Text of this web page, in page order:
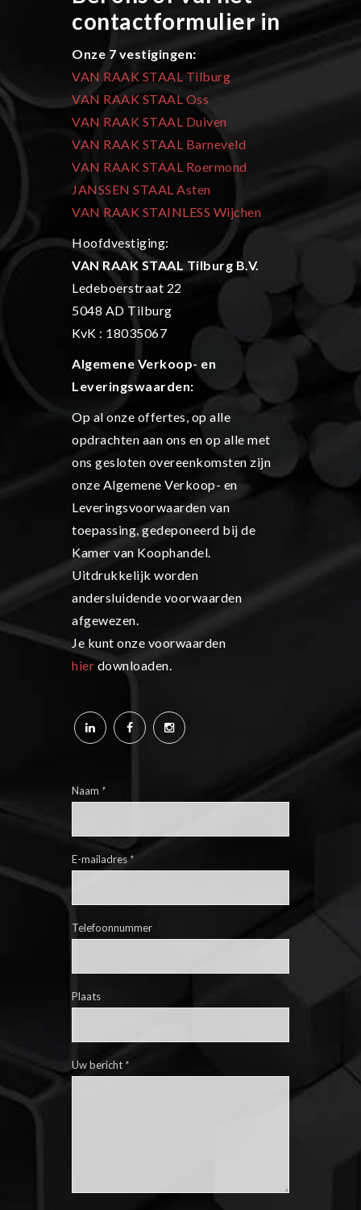
contactformulier in
Onze 7 vestigingen:
VAN RAAK STAAL Tilburg
VAN RAAK STAAL Oss
VAN RAAK STAAL Duiven
VAN RAAK STAAL Barneveld
VAN RAAK STAAL Roermond
JANSSEN STAAL Asten
VAN RAAK STAINLESS Wijchen
Hoofdvestiging:
VAN RAAK STAAL Tilburg B.V.
Ledeboerstraat 22
5048 AD Tilburg
KvK : 18035067
Algemene Verkoop- en
L everingswaarden:
Op al onze offertes, op alle
opdrachten aan ons en op alle met
ons gesloten overeenkomsten zijn
onze Algemene Verkoop- en
Leveringsvoorwaarden van
toepassing, gedeponeerd bij de
Kamer van Koophandel.
Uitdrukkelijk worden
andersluidende voorwaarden
afgewezen.
Je kunt onze voorwaarden
hier downloaden.
Naam *
E-mailadres *
Telefoonnummer
Plaats
Uw bericht *